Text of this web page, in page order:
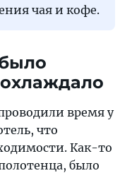
чая и кофе.
время у
что
Как-то
было